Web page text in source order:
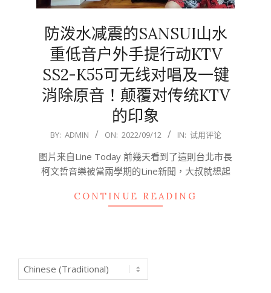
防泼水减震的SANSUI山水
重低音户外手提行动KTV
SS2-K55可无线对唱及一键
消除原音！颠覆对传统KTV
的印象
2022-
12
BY: ADMIN ON: 2022/09/12 IN: 试用评论
图片来自Line Today 前幾天看到了這則台北市長
柯文哲音樂被當兩學期的Line新聞，大叔就想起
CONTINUE READING